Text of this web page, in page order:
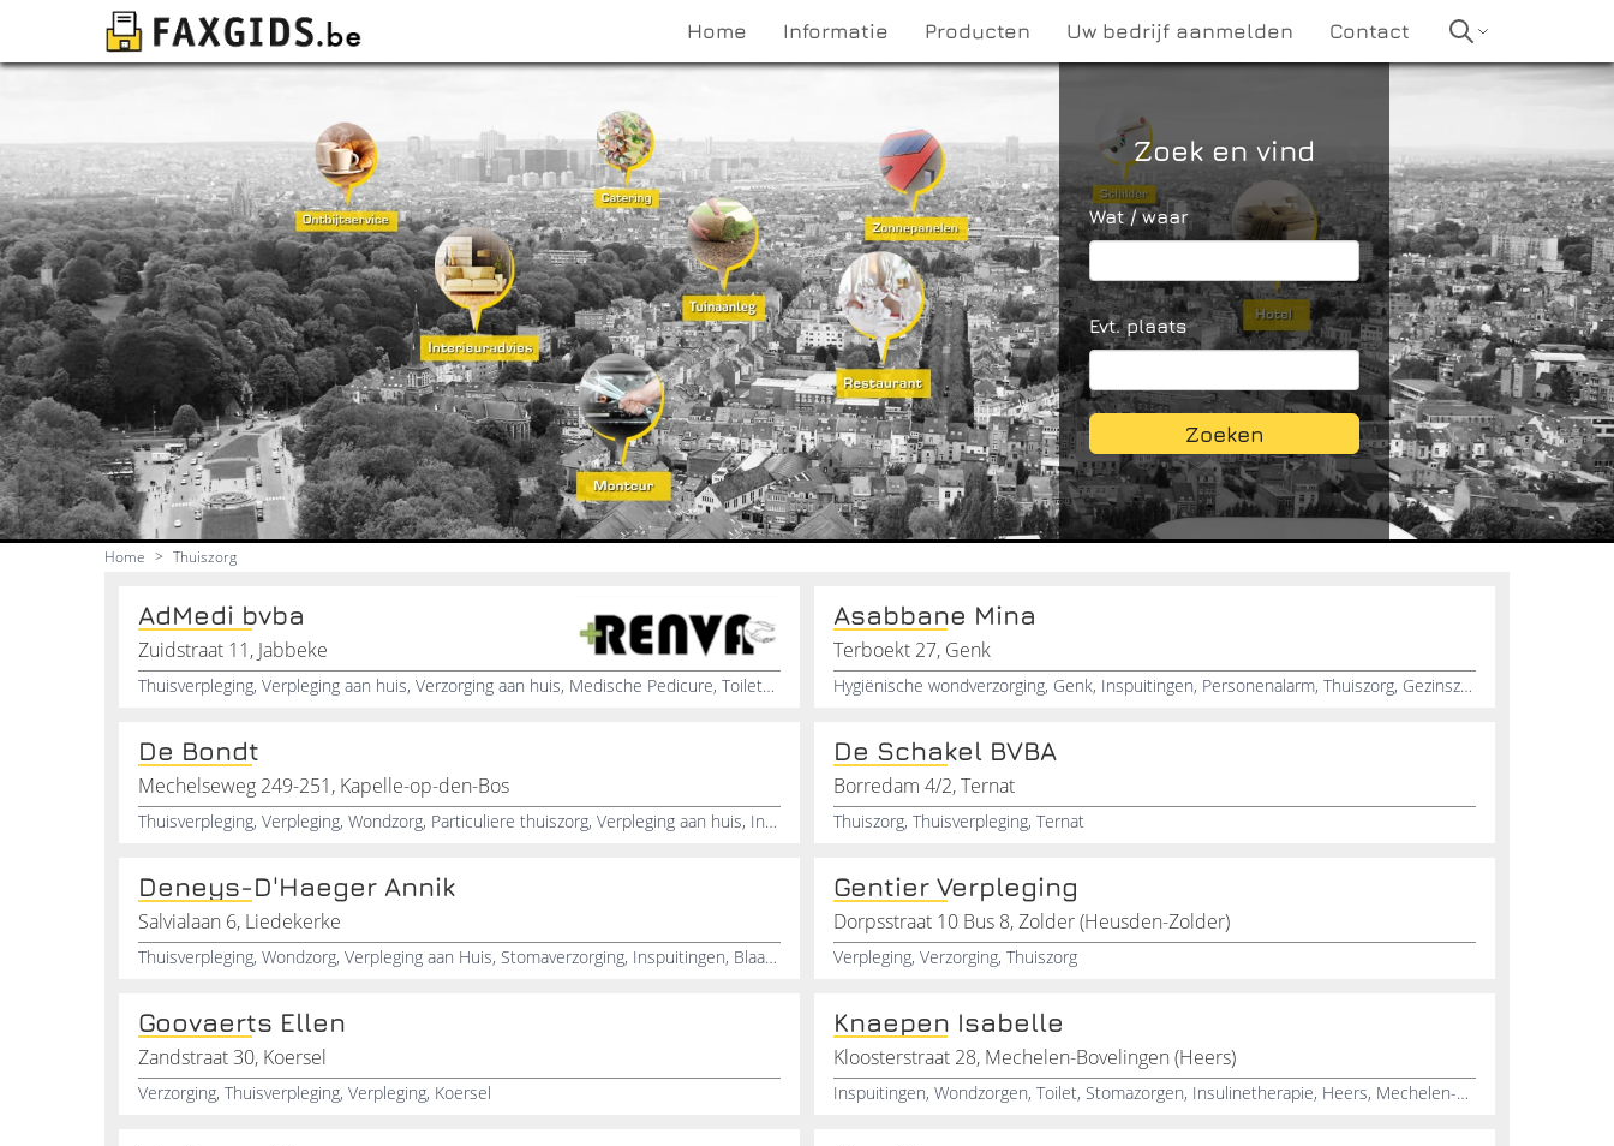
Home Informatie Producten Uw bedrijf aanmelden Contact
Zoek en vind
Wat / waar
Evt. plaats
Zoeken
Home > Thuiszorg
AdMedi bvba
Zuidstraat 11, Jabbeke
Thuisverpleging, Verpleging aan huis, Verzorging aan huis, Medische Pedicure, Toiletzorg, Stomazorg, Port-a-Cat, Pijneducator, Palliatieve zorg, Wondzorgspecialist
Asabbane Mina
Terboekt 27, Genk
Hygiënische wondverzorging, Genk, Inspuitingen, Personenalarm, Thuiszorg, Gezinszorg, Particulieren
De Bondt
Mechelseweg 249-251, Kapelle-op-den-Bos
Thuisverpleging, Verpleging, Wondzorg, Particuliere thuiszorg, Verpleging aan huis, Inspuitingen
De Schakel BVBA
Borredam 4/2, Ternat
Thuiszorg, Thuisverpleging, Ternat
Deneys-D'Haeger Annik
Salvialaan 6, Liedekerke
Thuisverpleging, Wondzorg, Verpleging aan Huis, Stomaverzorging, Inspuitingen, Blaasspoelingen, Alle Zorgen aan Huis, Hygiënische Zorgen
Gentier Verpleging
Dorpsstraat 10 Bus 8, Zolder (Heusden-Zolder)
Verpleging, Verzorging, Thuiszorg
Goovaerts Ellen
Zandstraat 30, Koersel
Verzorging, Thuisverpleging, Verpleging, Koersel
Knaepen Isabelle
Kloosterstraat 28, Mechelen-Bovelingen (Heers)
Inspuitingen, Wondzorgen, Toilet, Stomazorgen, Insulinetherapie, Heers, Mechelen-Bovelingen